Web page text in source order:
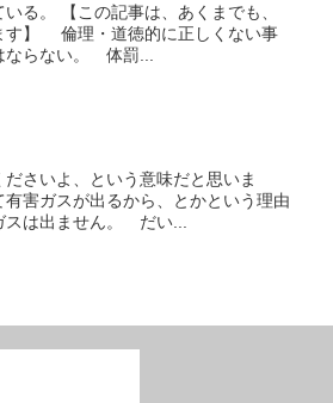
る。 【この記事は、あくまでも、
す】 倫理・道徳的に正しくない事
ならない。 体罰...
さいよ、という意味だと思いま
害ガスが出るから、とかという理由
スは出ません。 だい...